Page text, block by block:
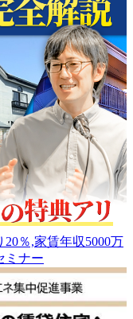
20％,家賃年収5000万
ミナー